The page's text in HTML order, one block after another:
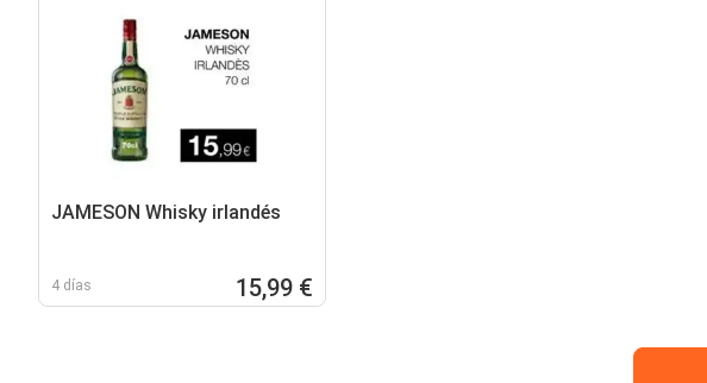
JAMESON Whisky irlandés
4 días 15,99 €